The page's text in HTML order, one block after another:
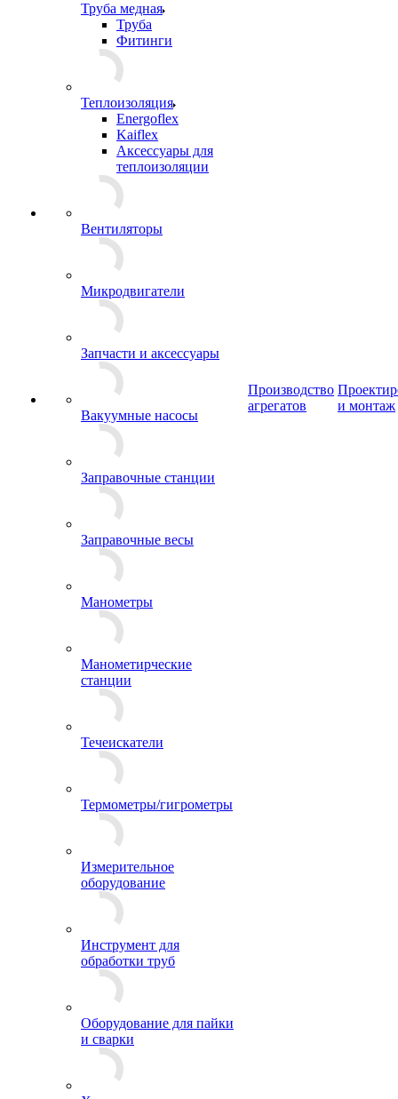
Труба медная
Труба
Фитинги
Теплоизоляция
Energoflex
Kaiflex
Аксессуары для
теплоизоляции
Вентиляторы
Микродвигатели
Запчасти и аксессуары
Вакуумные насосы
Заправочные станции
Заправочные весы
Манометры
Манометирческие
станции
Течеискатели
Термометры/гигрометры
Измерительное
оборудование
Инструмент для
обработки труб
Оборудование для пайки
и сварки
Производство
агрегатов
и монтаж